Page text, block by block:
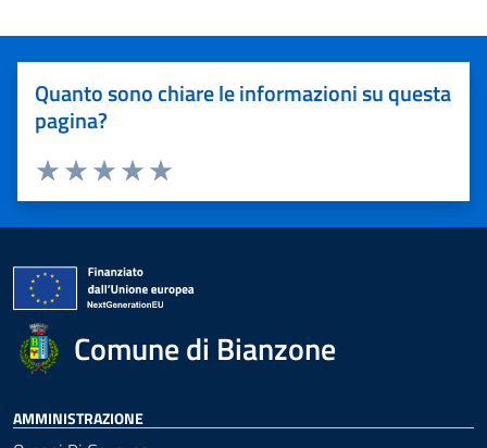
Quanto sono chiare le informazioni su questa
pagina?
Valuta 5 stelle su 5
Valuta 4 stelle su 5
Valuta 3 stelle su 5
Valuta 2 stelle su 5
Valuta 1 stelle su 5
Comune di Bianzone
AMMINISTRAZIONE